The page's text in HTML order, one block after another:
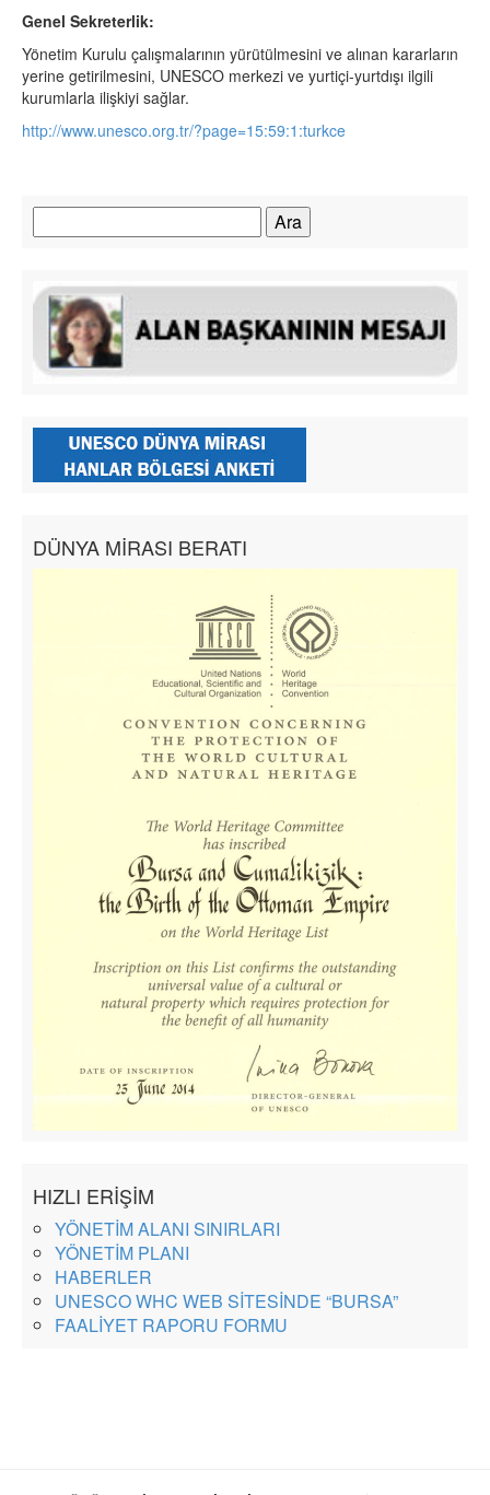
Genel Sekreterlik:
Yönetim Kurulu çalışmalarının yürütülmesini ve alınan kararların
yerine getirilmesini, UNESCO merkezi ve yurtiçi-yurtdışı ilgili
kurumlarla ilişkiyi sağlar.
http://www.unesco.org.tr/?page=15:59:1:turkce
DÜNYA MİRASI BERATI
HIZLI ERİŞİM
YÖNETİM ALANI SINIRLARI
YÖNETİM PLANI
HABERLER
UNESCO WHC WEB SİTESİNDE “BURSA”
FAALİYET RAPORU FORMU